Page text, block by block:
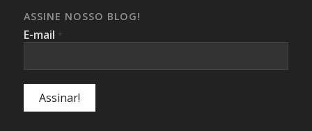
ASSINE NOSSO BLOG!
E-mail *